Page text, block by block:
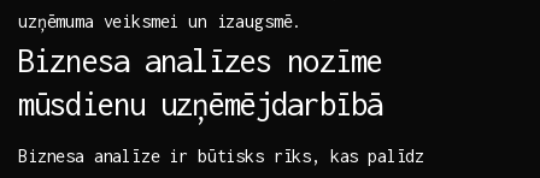
uzņēmuma veiksmei un izaugsmē.
Biznesa analīzes nozīme
mūsdienu uzņēmējdarbībā
Biznesa analīze​ ir būtisks rīks, kas palīdz